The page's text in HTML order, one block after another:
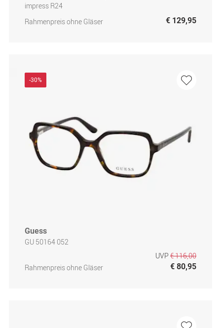
impress R24
Rahmenpreis ohne Gläser
€ 129,95
-30%
Guess
GU 50164 052
Rahmenpreis ohne Gläser
UVP € 116,00
€ 80,95